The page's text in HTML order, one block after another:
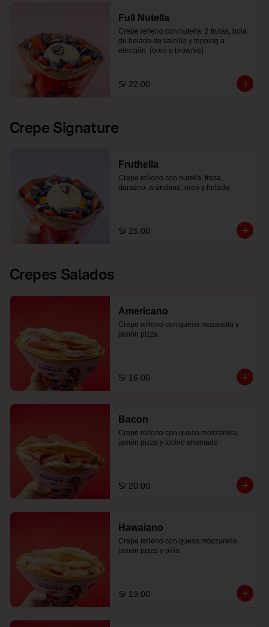
Full Nutella
Crepe relleno con nutella, 2 frutas, bola
de helado de vainilla y topping a
elección  (oreo o brownie)
S/ 22.00
Crepe Signature
Fruthella
Crepe relleno con nutella, fresa,
durazno, arándano, oreo y helado
S/ 25.00
Crepes Salados
Americano
Crepe relleno con queso mozarella y
jamón pizza
S/ 16.00
Bacon
Crepe relleno con queso mozzarella,
jamón pizza y tocino ahumado
S/ 20.00
Hawaiano
Crepe relleno con queso mozzarella,
jamón pizza y piña
S/ 19.00